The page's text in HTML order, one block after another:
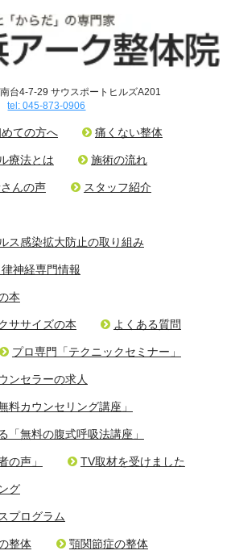
台4-7-29 サウスポートヒルズA201
tel: 045-873-0906
ての方へ 痛くない整体
療法とは 施術の流れ
んの声 スタッフ紹介
ス感染拡大防止の取り組み
律神経専門情報
本
ササイズの本 よくある質問
プロ専門「テクニックセミナー」
ンセラーの求人
料カウンセリング講座」
「無料の腹式呼吸法講座」
の声」 TV取材を受けました
グ
プログラム
整体 顎関節症の整体